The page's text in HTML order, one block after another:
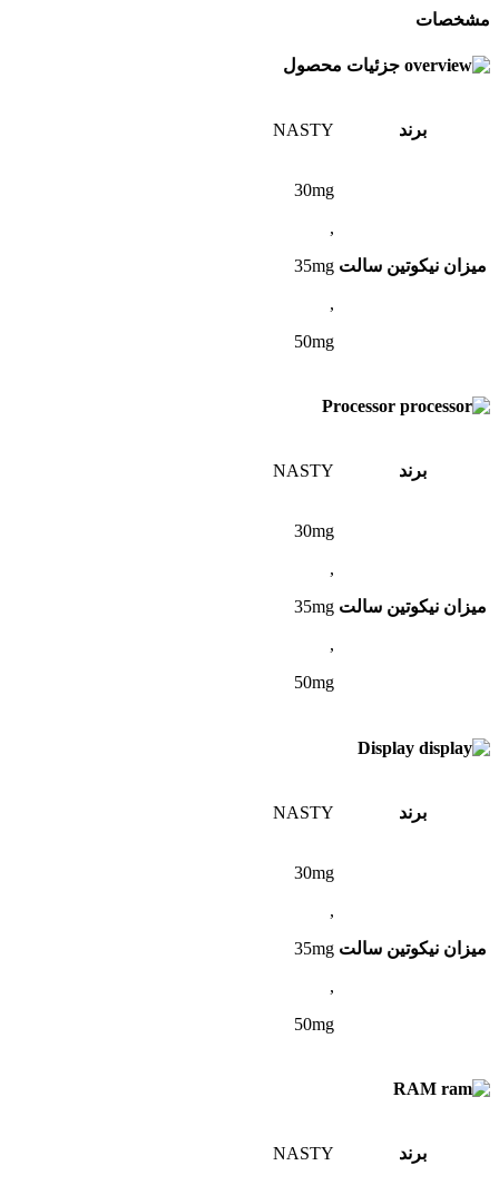
مشخصات
جزئیات محصول
برند NASTY
میزان نیکوتین سالت
30mg
,
35mg
,
50mg
Processor
برند NASTY
میزان نیکوتین سالت
30mg
,
35mg
,
50mg
Display
برند NASTY
میزان نیکوتین سالت
30mg
,
35mg
,
50mg
RAM
برند NASTY